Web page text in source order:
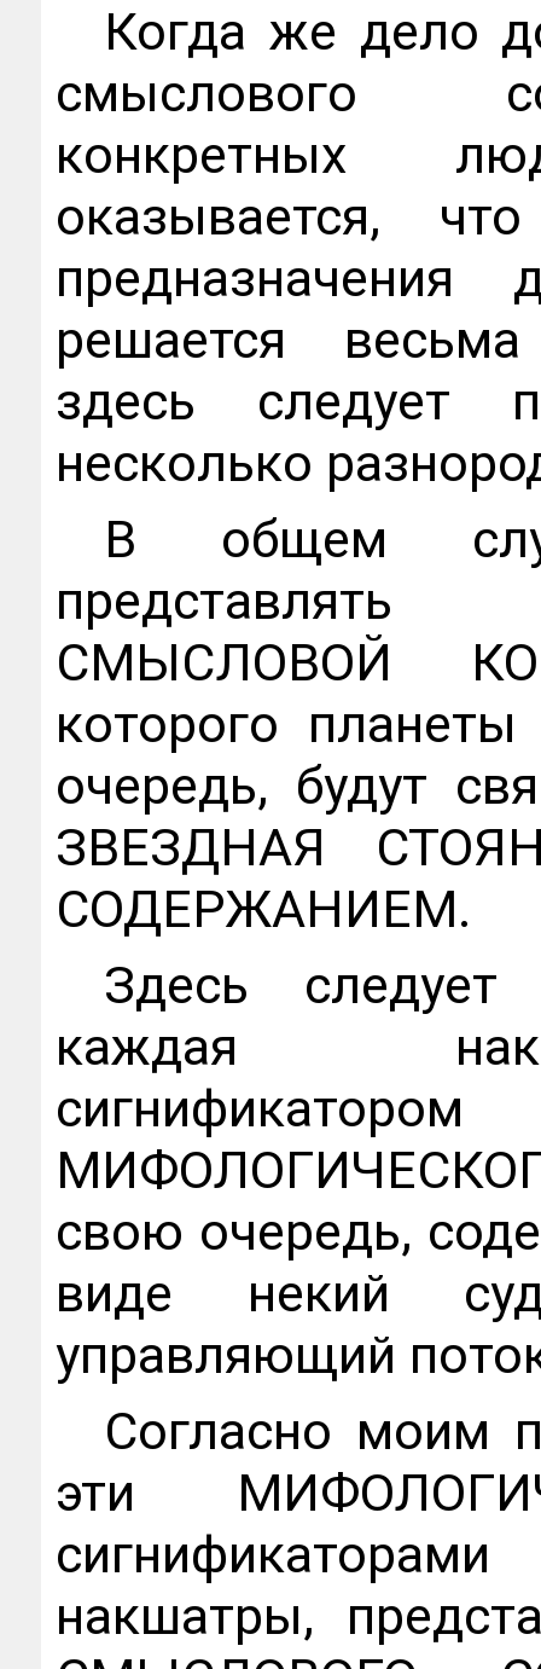
Когда же дело
смыслового
конкретных
оказывается,
решается
здесь следует
несколько
В общем
СМЫСЛОВОЙ
которого
очередь, будут
ЗВЕЗДНАЯ
СОДЕРЖАНИЕМ.
Здесь
каждая
свою очередь,
виде некий
управляющий
Согласно моим
эти
накшатры,